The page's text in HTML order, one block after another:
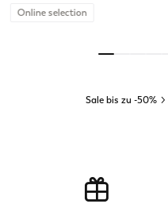
Online selection
Sale bis zu -50%